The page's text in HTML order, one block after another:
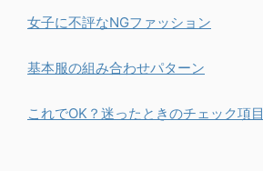
女子に不評なNGファッション
基本服の組み合わせパターン
これでOK？迷ったときのチェック項目